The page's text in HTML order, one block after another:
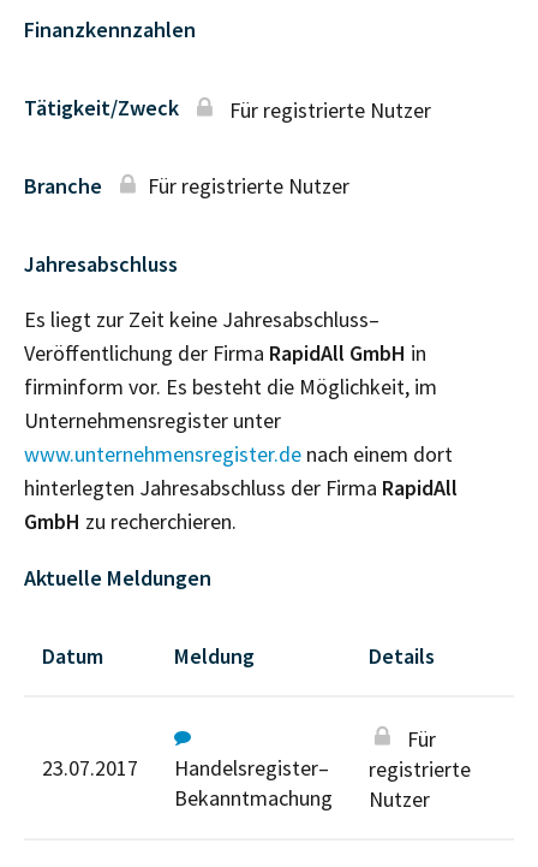
Finanzkennzahlen
Tätigkeit/Zweck Für registrierte Nutzer
Branche Für registrierte Nutzer
Jahresabschluss
Es liegt zur Zeit keine Jahresabschluss–
Veröffentlichung der Firma RapidAll GmbH in
firminform vor. Es besteht die Möglichkeit, im
Unternehmensregister unter
www.unternehmensregister.de nach einem dort
hinterlegten Jahresabschluss der Firma RapidAll
GmbH zu recherchieren.
Aktuelle Meldungen
Datum Meldung Details
23.07.2017
Handelsregister–
Bekanntmachung
Für
registrierte
Nutzer